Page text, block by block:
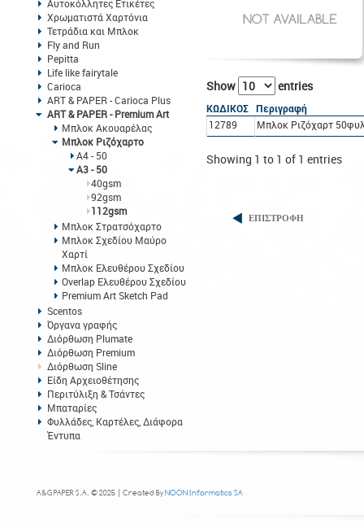
Αυτοκόλλητες Ετικέτες
Χρωματιστά Χαρτόνια
Τετράδια και Μπλοκ
Fly and Run
Pepitta
Life like fairytale
Carioca
ART & PAPER - Carioca Plus
ART & PAPER - Premium Art
Μπλοκ Ακουαρέλας
Μπλοκ Ριζόχαρτο
Α4 - 50
Α3 - 50
40gsm
92gsm
112gsm
Μπλοκ Στρατσόχαρτο
Μπλοκ Σχεδίου Μαύρο
Χαρτί
Μπλοκ Ελευθέρου Σχεδίου
Overlap Ελευθέρου Σχεδίου
Premium Art Sketch Pad
Scentos
Όργανα γραφής
Διόρθωση Plumate
Διόρθωση Premium
Διόρθωση Sline
Είδη Αρχειοθέτησης
Περιτύλιξη & Τσάντες
Μπαταρίες
Φυλλάδες, Καρτέλες, Διάφορα
Έντυπα
Show entries
ΚΩΔΙΚΟΣ Περιγραφή
12789
Μπλοκ Ριζόχαρτ
Showing 1 to 1 of 1 entries
ΕΠΙΣΤΡΟΦΗ
A&G PAPER S.A. © 2025 | Created ByNOON Informatics SA